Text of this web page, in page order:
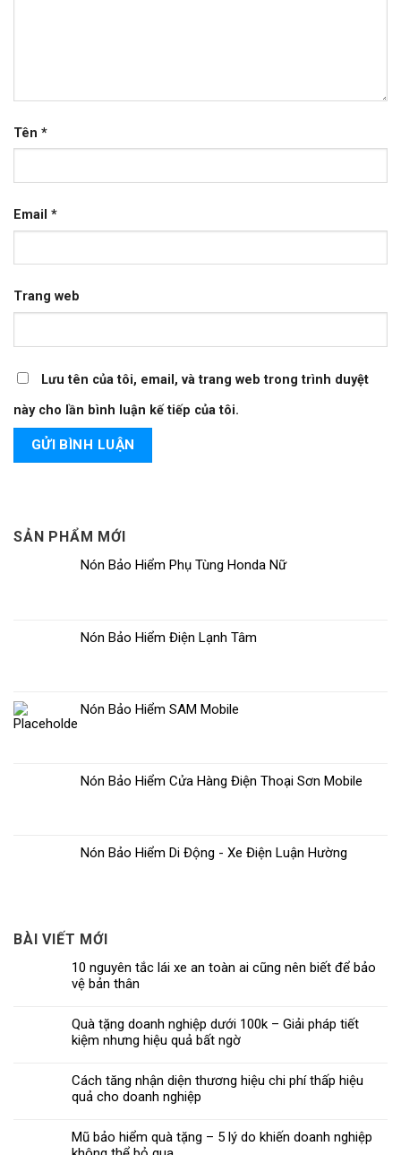
SẢN PHẨM MỚI
Nón Bảo Hiểm Phụ Tùng Honda Nữ
Nón Bảo Hiểm Điện Lạnh Tâm
Nón Bảo Hiểm SAM Mobile
Nón Bảo Hiểm Cửa Hàng Điện Thoại Sơn Mobile
Nón Bảo Hiểm Di Động - Xe Điện Luận Hường
BÀI VIẾT MỚI
10 nguyên tắc lái xe an toàn ai cũng nên biết để bảo
vệ bản thân
Quà tặng doanh nghiệp dưới 100k – Giải pháp tiết
kiệm nhưng hiệu quả bất ngờ
Cách tăng nhận diện thương hiệu chi phí thấp hiệu
quả cho doanh nghiệp
Mũ bảo hiểm quà tặng – 5 lý do khiến doanh nghiệp
Tên *
Email *
Trang web
Lưu tên của tôi, email, và trang web trong trình duyệt
này cho lần bình luận kế tiếp của tôi.